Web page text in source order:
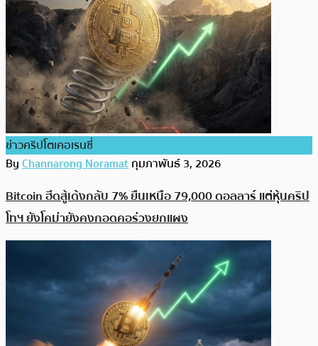
ข่าวคริปโตเคอเรนซี่
ByChannarong Noramatกุมภาพันธ์ 3, 2026
Bitcoin ฮึดสู้เด้งกลับ 7% ยืนเหนือ 79,000 ดอลลาร์ แต่หุ้นคริป
โทฯ ยังโคม่ายังคงกอดคอร่วงยกแผง